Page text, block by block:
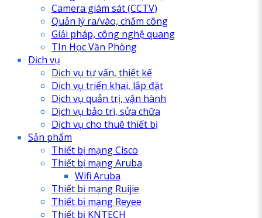
Camera giám sát (CCTV)
Quản lý ra/vào, chấm công
Giải pháp, công nghệ quang
TIn Học Văn Phòng
Dịch vụ
Dịch vụ tư vấn, thiết kế
Dịch vụ triển khai, lắp đặt
Dịch vụ quản trị, vận hành
Dịch vụ bảo trì, sửa chữa
Dịch vụ cho thuê thiết bị
Sản phẩm
Thiết bị mạng Cisco
Thiết bị mạng Aruba
Wifi Aruba
Thiết bị mạng Ruijie
Thiết bị mạng Reyee
Thiết bị KNTECH